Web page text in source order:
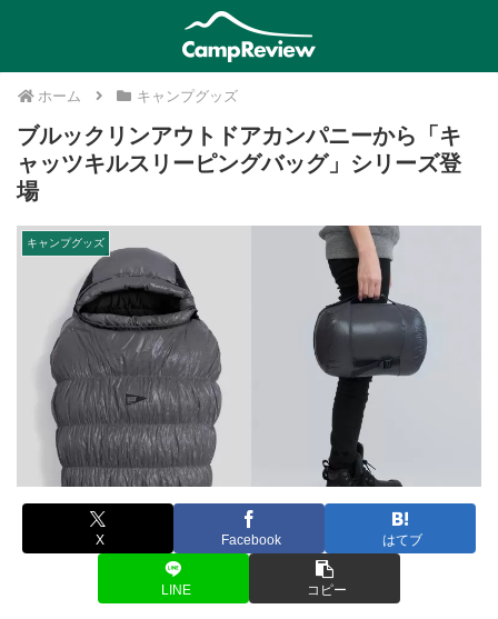
ホーム キャンプグッズ
ブルックリンアウトドアカンパニーから「キ
ャッツキルスリーピングバッグ」シリーズ登
場
キャンプグッズ
X Facebook はてブ
LINE コピー